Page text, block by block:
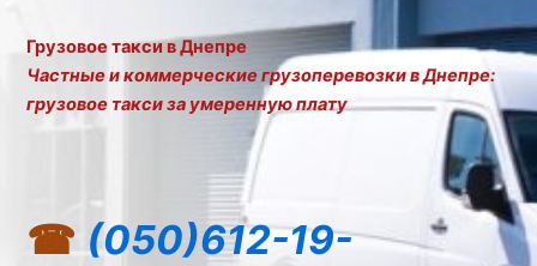
Грузовое такси в Днепре
Частные и коммерческие грузоперевозки в Днепре:
грузовое такси за умеренную плату
☎︎ (050)612-19-